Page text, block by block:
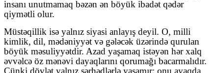
insanı unutmamaq bəzən ən böyük ibadət qədər
qiymətli olur.
Müstəqillik isə yalnız siyasi anlayış deyil. O, milli
kimlik, dil, mədəniyyət və gələcək üzərində qurulan
böyük məsuliyyətdir. Azad yaşamaq istəyən hər xalq
əvvəlcə öz mənəvi dayaqlarını qorumağı bacarmalıdır.